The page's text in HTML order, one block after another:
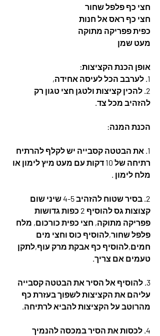
חצי כף פלפל שחור
חצי כף ראס אל חנות
כפית פפריקה מתוקה
מעט שמן
אופן הכנת הקציצות:
1. לערבב הכל לעיסה אחידה,
2. להכין קציצות ולטגן חצי טגון רק
להזהיב מכל צד.
הכנת המנה:
1. את הבטטה קסבייה יש לקלף להרתיח
רתיחה של 10 דקות עם מעט מיץ לימון או
מלח לימון .
2. בסיר שטוח להזהיב 4-5 שיני שום
קצוצות גס להוסיף 2 כפות גדושות
פפריקה מתוקה, חצי כפית כורכום, מלח
פלפל שחור,להוסיף כוס וחצי מים
חמים,להוסיף כף אבקת מרק עוף,לתקן
טעמים אם צריך.
3. להוסיף אל הסיר את הבטטה קסבייה
עליהם את הקציצות לשפוך בעזרת כף
מהרוטב על הקציצות להביא לרתיחה.
4. לכסות את הסיר במכסה להנמיך